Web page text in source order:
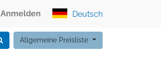
Anmelden Deutsch
Allgemeine Preisliste